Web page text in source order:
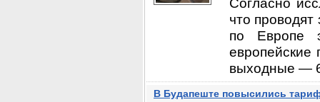
что
по Европе
европейские
выходные —
В Будапеште повысились